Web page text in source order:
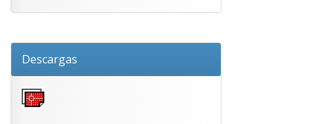
Descargas